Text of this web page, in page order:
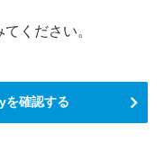
ください。
確認する